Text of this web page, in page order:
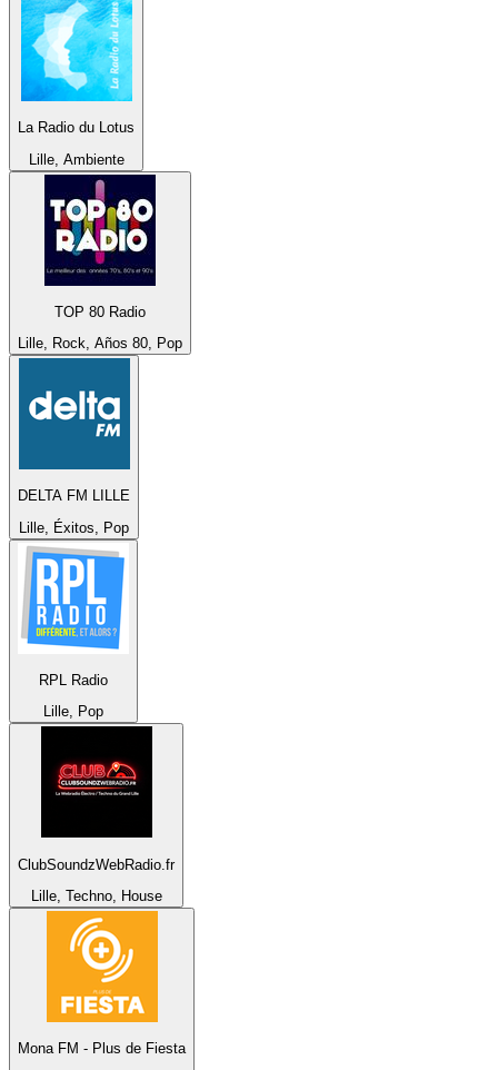
La Radio du Lotus
Lille, Ambiente
TOP 80 Radio
Lille, Rock, Años 80, Pop
DELTA FM LILLE
Lille, Éxitos, Pop
RPL Radio
Lille, Pop
ClubSoundzWebRadio.fr
Lille, Techno, House
Mona FM - Plus de Fiesta